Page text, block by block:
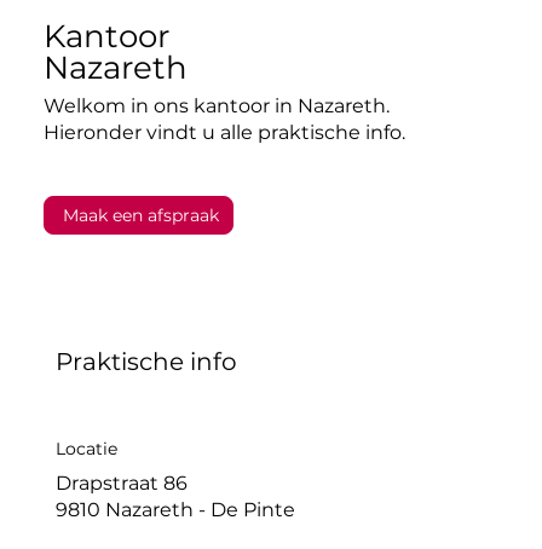
Kantoor
Nazareth
Welkom in ons kantoor in Nazareth.
Hieronder vindt u alle praktische info.
Maak een afspraak
Praktische info
Locatie
Drapstraat 86
9810 Nazareth - De Pinte